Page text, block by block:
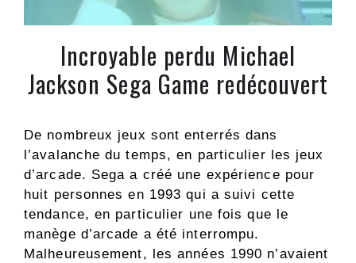
Incroyable perdu Michael
Jackson Sega Game redécouvert
De nombreux jeux sont enterrés dans
l’avalanche du temps, en particulier les jeux
d’arcade. Sega a créé une expérience pour
huit personnes en 1993 qui a suivi cette
tendance, en particulier une fois que le
manège d’arcade a été interrompu.
Malheureusement, les années 1990 n’avaient